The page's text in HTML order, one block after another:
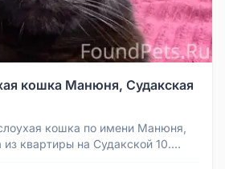
кошка Манюня, Судакская
кошка по имени Манюня,
квартиры на Судакской 10.